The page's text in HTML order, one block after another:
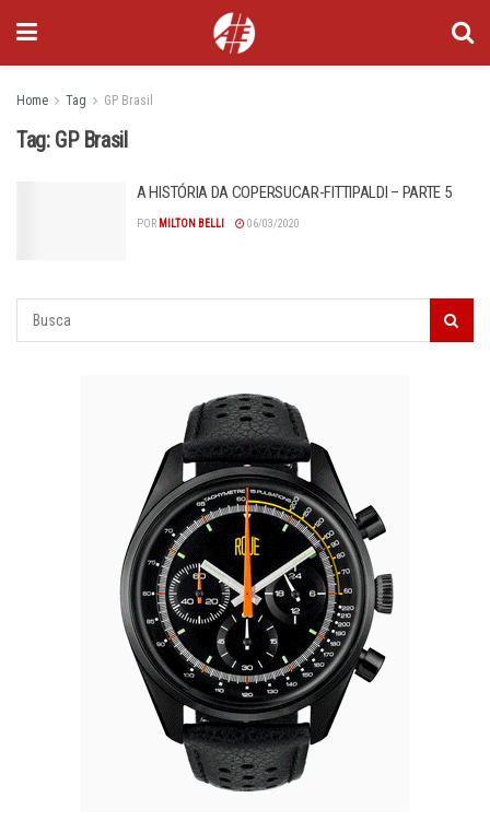
Home Tag GP Brasil
Tag: GP Brasil
A HISTÓRIA DA COPERSUCAR-FITTIPALDI – PARTE 5
POR MILTON BELLI 06/03/2020